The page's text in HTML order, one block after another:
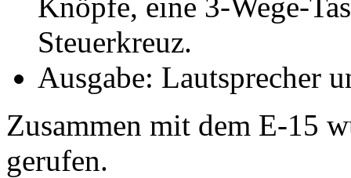
Steuerkreuz.
Ausgabe: Lautsprecher
Zusammen mit dem E-15
gerufen.